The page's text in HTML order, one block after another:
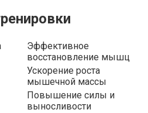
Эффективное
восстановление мышц
Ускорение роста
мышечной массы
Повышение силы и
выносливости